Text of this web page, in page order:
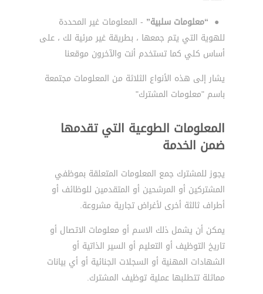
● “معلومات سلبية” - المعلومات غير المحددة
للهوية التي يتم جمعها ، بطريقة غير مرئية لك ، على
أساس كلي كما تستخدم أنت والآخرون موقعنا
يشار إلى هذه الأنواع الثلاثة من المعلومات مجتمعة
باسم "معلومات المشترك"
المعلومات الطوعية التي تقدمها
ضمن الخدمة
يجوز للمشترك جمع المعلومات المتعلقة بموظفي
المشتركين أو المرشحين أو المتقدمين للوظائف أو
أطراف ثالثة أخرى لأغراض تجارية مشروعة.
يمكن أن يشمل ذلك الاسم أو معلومات الاتصال أو
تاريخ التوظيف أو التعليم أو السير الذاتية أو
الشهادات المهنية أو السجلات الجنائية أو أي بيانات
مماثلة تتطلبها عملية توظيف المشترك.